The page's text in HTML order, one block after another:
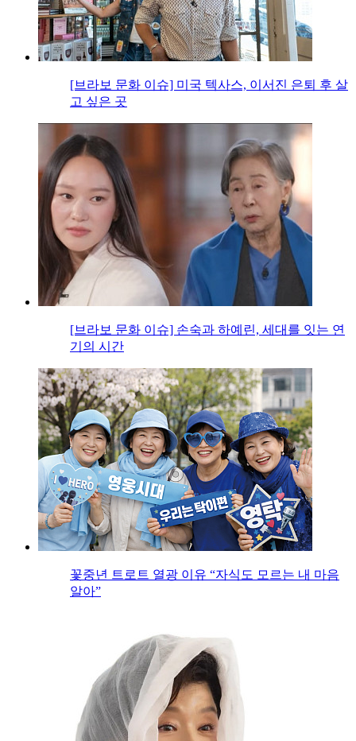
[브라보 문화 이슈] 미국 텍사스, 이서진 은퇴 후 살
고 싶은 곳
[브라보 문화 이슈] 손숙과 하예린, 세대를 잇는 연
기의 시간
꽃중년 트로트 열광 이유 “자식도 모르는 내 마음
알아”